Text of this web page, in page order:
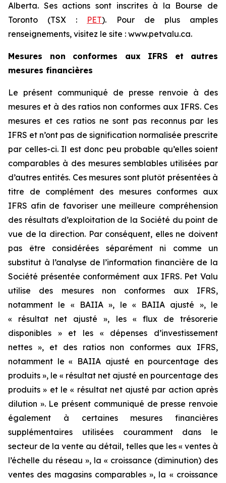
Alberta. Ses actions sont inscrites à la Bourse de
Toronto (TSX : PET). Pour de plus amples
renseignements, visitez le site : www.petvalu.ca.
Mesures non conformes aux IFRS et autres
mesures financières
Le présent communiqué de presse renvoie à des
mesures et à des ratios non conformes aux IFRS. Ces
mesures et ces ratios ne sont pas reconnus par les
IFRS et n’ont pas de signification normalisée prescrite
par celles-ci. Il est donc peu probable qu’elles soient
comparables à des mesures semblables utilisées par
d’autres entités. Ces mesures sont plutôt présentées à
titre de complément des mesures conformes aux
IFRS afin de favoriser une meilleure compréhension
des résultats d’exploitation de la Société du point de
vue de la direction. Par conséquent, elles ne doivent
pas être considérées séparément ni comme un
substitut à l’analyse de l’information financière de la
Société présentée conformément aux IFRS. Pet Valu
utilise des mesures non conformes aux IFRS,
notamment le « BAIIA », le « BAIIA ajusté », le
« résultat net ajusté », les « flux de trésorerie
disponibles » et les « dépenses d’investissement
nettes », et des ratios non conformes aux IFRS,
notamment le « BAIIA ajusté en pourcentage des
produits », le « résultat net ajusté en pourcentage des
produits » et le « résultat net ajusté par action après
dilution ». Le présent communiqué de presse renvoie
également à certaines mesures financières
supplémentaires utilisées couramment dans le
secteur de la vente au détail, telles que les « ventes à
l’échelle du réseau », la « croissance (diminution) des
ventes des magasins comparables », la « croissance